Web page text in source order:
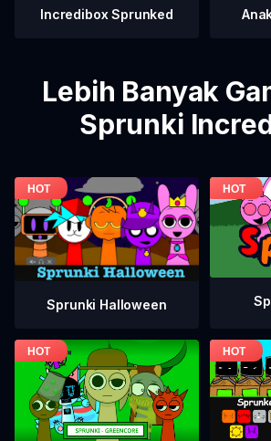
Incredibox Sprunked
Lebih Banyak
Sprunki
Sprunki Halloween